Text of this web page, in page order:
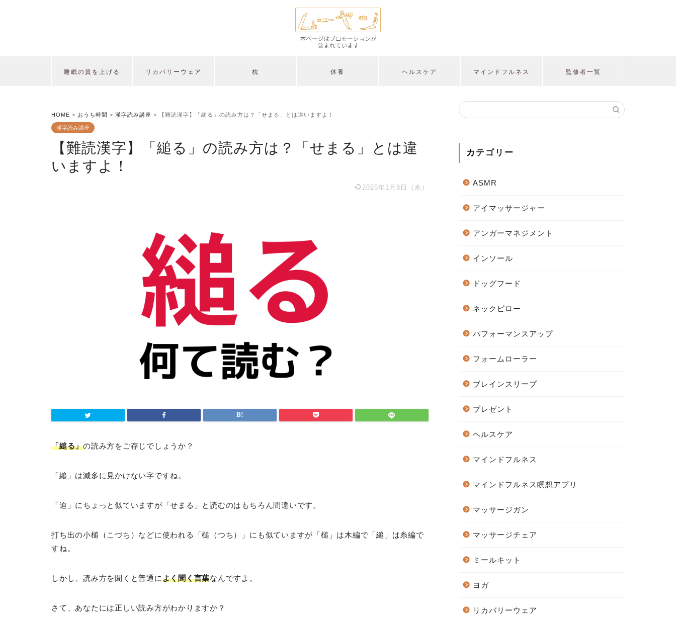
睡眠の質を上げる リカバリーウェア 枕 休養 ヘルスケア マインドフルネス 監修者一覧
HOME > おうち時間 > 漢字読み講座 > 【難読漢字】「縋る」の読み方は？「せまる」とは違いますよ！
漢字読み講座
【難読漢字】「縋る」の読み方は？「せまる」とは違
いますよ！
2025年1月8日（水）
「縋る」の読み方をご存じでしょうか？
「縋」は滅多に見かけない字ですね。
「迫」にちょっと似ていますが「せまる」と読むのはもちろん間違いです。
打ち出の小槌（こづち）などに使われる「槌（つち）」にも似ていますが「槌」は木編で「縋」は糸編で
すね。
しかし、読み方を聞くと普通によく聞く言葉なんですよ。
さて、あなたには正しい読み方がわかりますか？
カテゴリー
ASMR
アイマッサージャー
アンガーマネジメント
インソール
ドッグフード
ネックピロー
パフォーマンスアップ
フォームローラー
ブレインスリープ
プレゼント
ヘルスケア
マインドフルネス
マインドフルネス瞑想アプリ
マッサージガン
マッサージチェア
ミールキット
ヨガ
リカバリーウェア